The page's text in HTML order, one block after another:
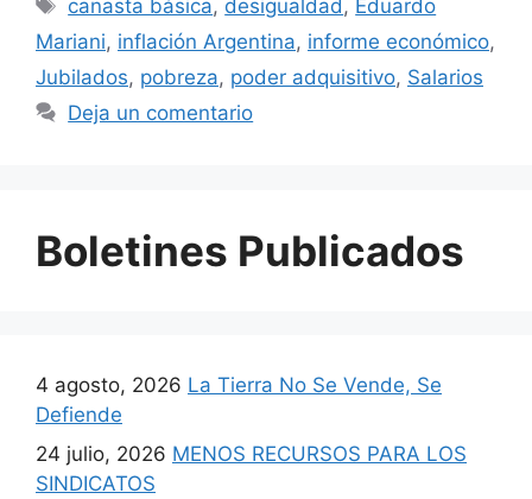
canasta básica, desigualdad , Eduardo
Mariani, inflación Argentina, informe económico,
Jubilados, pobreza, poder adquisitivo, Salarios
Deja un comentario
Boletines Publicados
4 agosto, 2026 La Tierra No Se Vende, Se
Defiende
24 julio, 2026 MENOS RECURSOS PARA LOS
SINDICATOS